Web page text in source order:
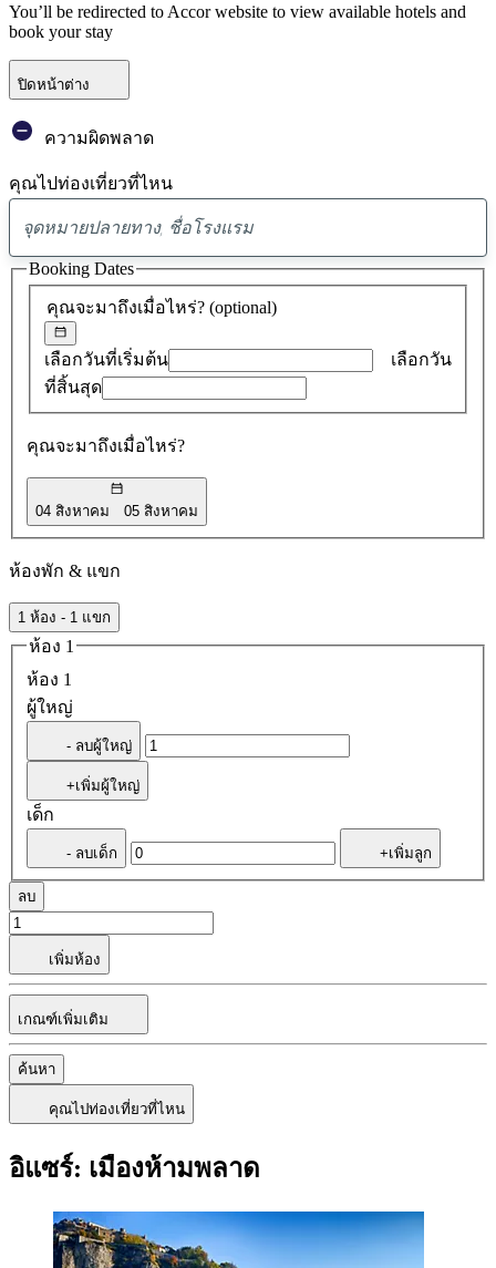
You’ll be redirected to Accor website to view available hotels and
book your stay
ปิดหน้าต่าง
ความผิดพลาด
คุณไปท่องเที่ยวที่ไหน
พบ
ข้อ
เสนอ
0
คุณจะมาถึงเมื่อไหร่? (optional)
เลือกวันที่เริ่มต้น
เลือกวัน
ที่สิ้นสุด
คุณจะมาถึงเมื่อไหร่?
04 สิงหาคม 05 สิงหาคม
Booking Dates
ห้องพัก & แขก
1 ห้อง - 1 แขก
ห้อง 1
ห้อง 1
ผู้ใหญ่
- ลบผู้ใหญ่
+เพิ่มผู้ใหญ่
เด็ก
- ลบเด็ก +เพิ่มลูก
ลบ
เพิ่มห้อง
เกณฑ์เพิ่มเติม
ค้นหา
คุณไปท่องเที่ยวที่ไหน
อิแซร์: เมืองห้ามพลาด